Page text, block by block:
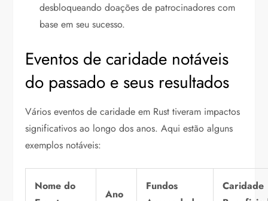
desbloqueando doações de patrocinadores com
base em seu sucesso.
Eventos de caridade notáveis
do passado e seus resultados
Vários eventos de caridade em Rust tiveram impactos
significativos ao longo dos anos. Aqui estão alguns
exemplos notáveis:
Nome do
Ano
Fundos
Caridade